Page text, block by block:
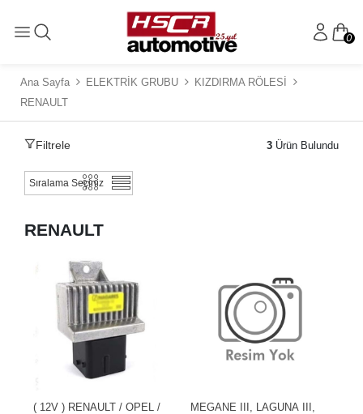
0
Ana Sayfa ELEKTRİK GRUBU
KIZDIRMA RÖLESİ
RENAULT
Filtrele 3 Ürün Bulundu
RENAULT
( 12V ) RENAULT / OPEL /
MEGANE III, LAGUNA III,